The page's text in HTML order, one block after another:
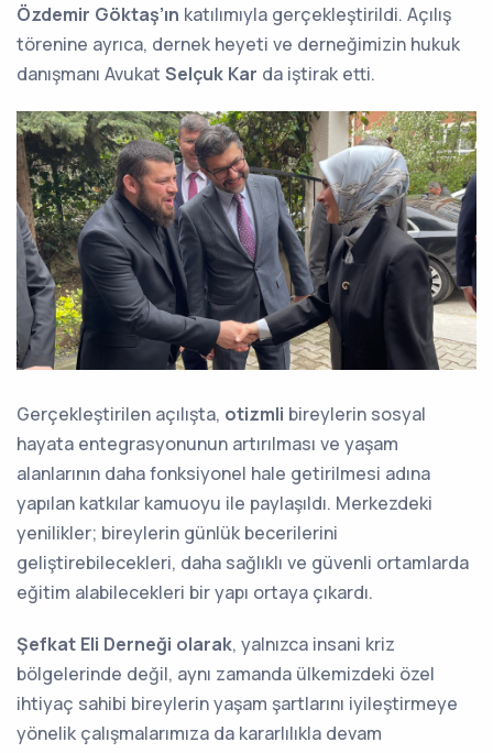
Özdemir Göktaş’ın katılımıyla gerçekleştirildi. Açılış
törenine ayrıca, dernek heyeti ve derneğimizin hukuk
danışmanı Avukat Selçuk Kar da iştirak etti.
Gerçekleştirilen açılışta, otizmli bireylerin sosyal
hayata entegrasyonunun artırılması ve yaşam
alanlarının daha fonksiyonel hale getirilmesi adına
yapılan katkılar kamuoyu ile paylaşıldı. Merkezdeki
yenilikler; bireylerin günlük becerilerini
geliştirebilecekleri, daha sağlıklı ve güvenli ortamlarda
eğitim alabilecekleri bir yapı ortaya çıkardı.
Şefkat Eli Derneği olarak, yalnızca insani kriz
bölgelerinde değil, aynı zamanda ülkemizdeki özel
ihtiyaç sahibi bireylerin yaşam şartlarını iyileştirmeye
yönelik çalışmalarımıza da kararlılıkla devam